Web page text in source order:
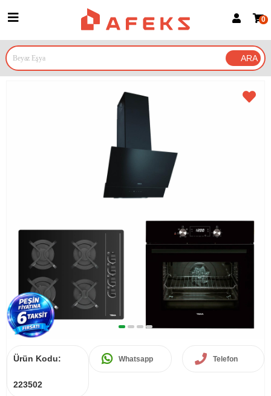
Google İle Bağlan
0
Ürün Kodu:
223502
Whatsapp Telefon